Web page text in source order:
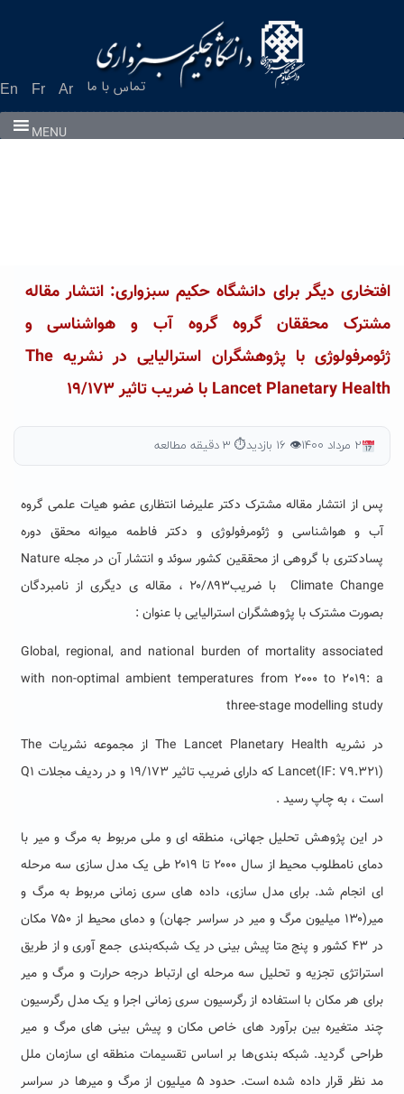
En Fr Ar تماس با ما
MENU
افتخاری دیگر برای دانشگاه حکیم سبزواری: انتشار مقاله
مشترک محققان گروه گروه آب و هواشناسی و
ژئومرفولوژی با پژوهشگران استرالیایی در نشریه The
Lancet Planetary Health با ضریب تاثیر ۱۹/۱۷۳
۲ مرداد ۱۴۰۰ 👁 ۱۶ بازدید ⏱ ۳ دقیقه مطالعه
پس از انتشار مقاله مشترک دکتر علیرضا انتظاری عضو هیات علمی گروه
آب و هواشناسی و ژئومرفولوژی و دکتر فاطمه میوانه محقق دوره
پسادکتری با گروهی از محققین کشور سوئد و انتشار آن در مجله Nature
Climate Change با ضریب۲۰/۸۹۳ ، مقاله ی دیگری از نامبردگان
بصورت مشترک با پژوهشگران استرالیایی با عنوان :
Global, regional, and national burden of mortality associated
with non-optimal ambient temperatures from 2000 to 2019: a
three-stage modelling study
در نشریه The Lancet Planetary Health از مجموعه نشریات The
Lancet(IF: 79.321) که دارای ضریب تاثیر ۱۹/۱۷۳ و در ردیف مجلات Q1
است ، به چاپ رسید .
در این پژوهش تحلیل جهانی، منطقه ای و ملی مربوط به مرگ و میر با
دمای نامطلوب محیط از سال ۲۰۰۰ تا ۲۰۱۹ طی یک مدل سازی سه مرحله
ای انجام شد. برای مدل سازی، داده های سری زمانی مربوط به مرگ و
میر(۱۳۰ میلیون مرگ و میر در سراسر جهان) و دمای محیط از ۷۵۰ مکان
در ۴۳ کشور و پنج متا پیش بینی در یک شبکه‌بندی جمع آوری و از طریق
استراتژی تجزیه و تحلیل سه مرحله ای ارتباط درجه حرارت و مرگ و میر
برای هر مکان با استفاده از رگرسیون سری زمانی اجرا و یک مدل رگرسیون
چند متغیره بین برآورد های خاص مکان و پیش بینی های مرگ و میر
طراحی گردید. شبکه بندی‌ها بر اساس تقسیمات منطقه ای سازمان ملل
مد نظر قرار داده شده است. حدود ۵ میلیون از مرگ و میرها در سراسر